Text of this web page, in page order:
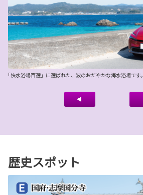
｢快水浴場百選」に選ばれた、波のおだやかな海水浴場です。
歴史スポット